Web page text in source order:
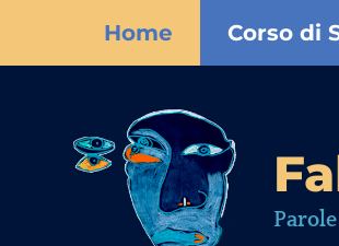
Home Corso di